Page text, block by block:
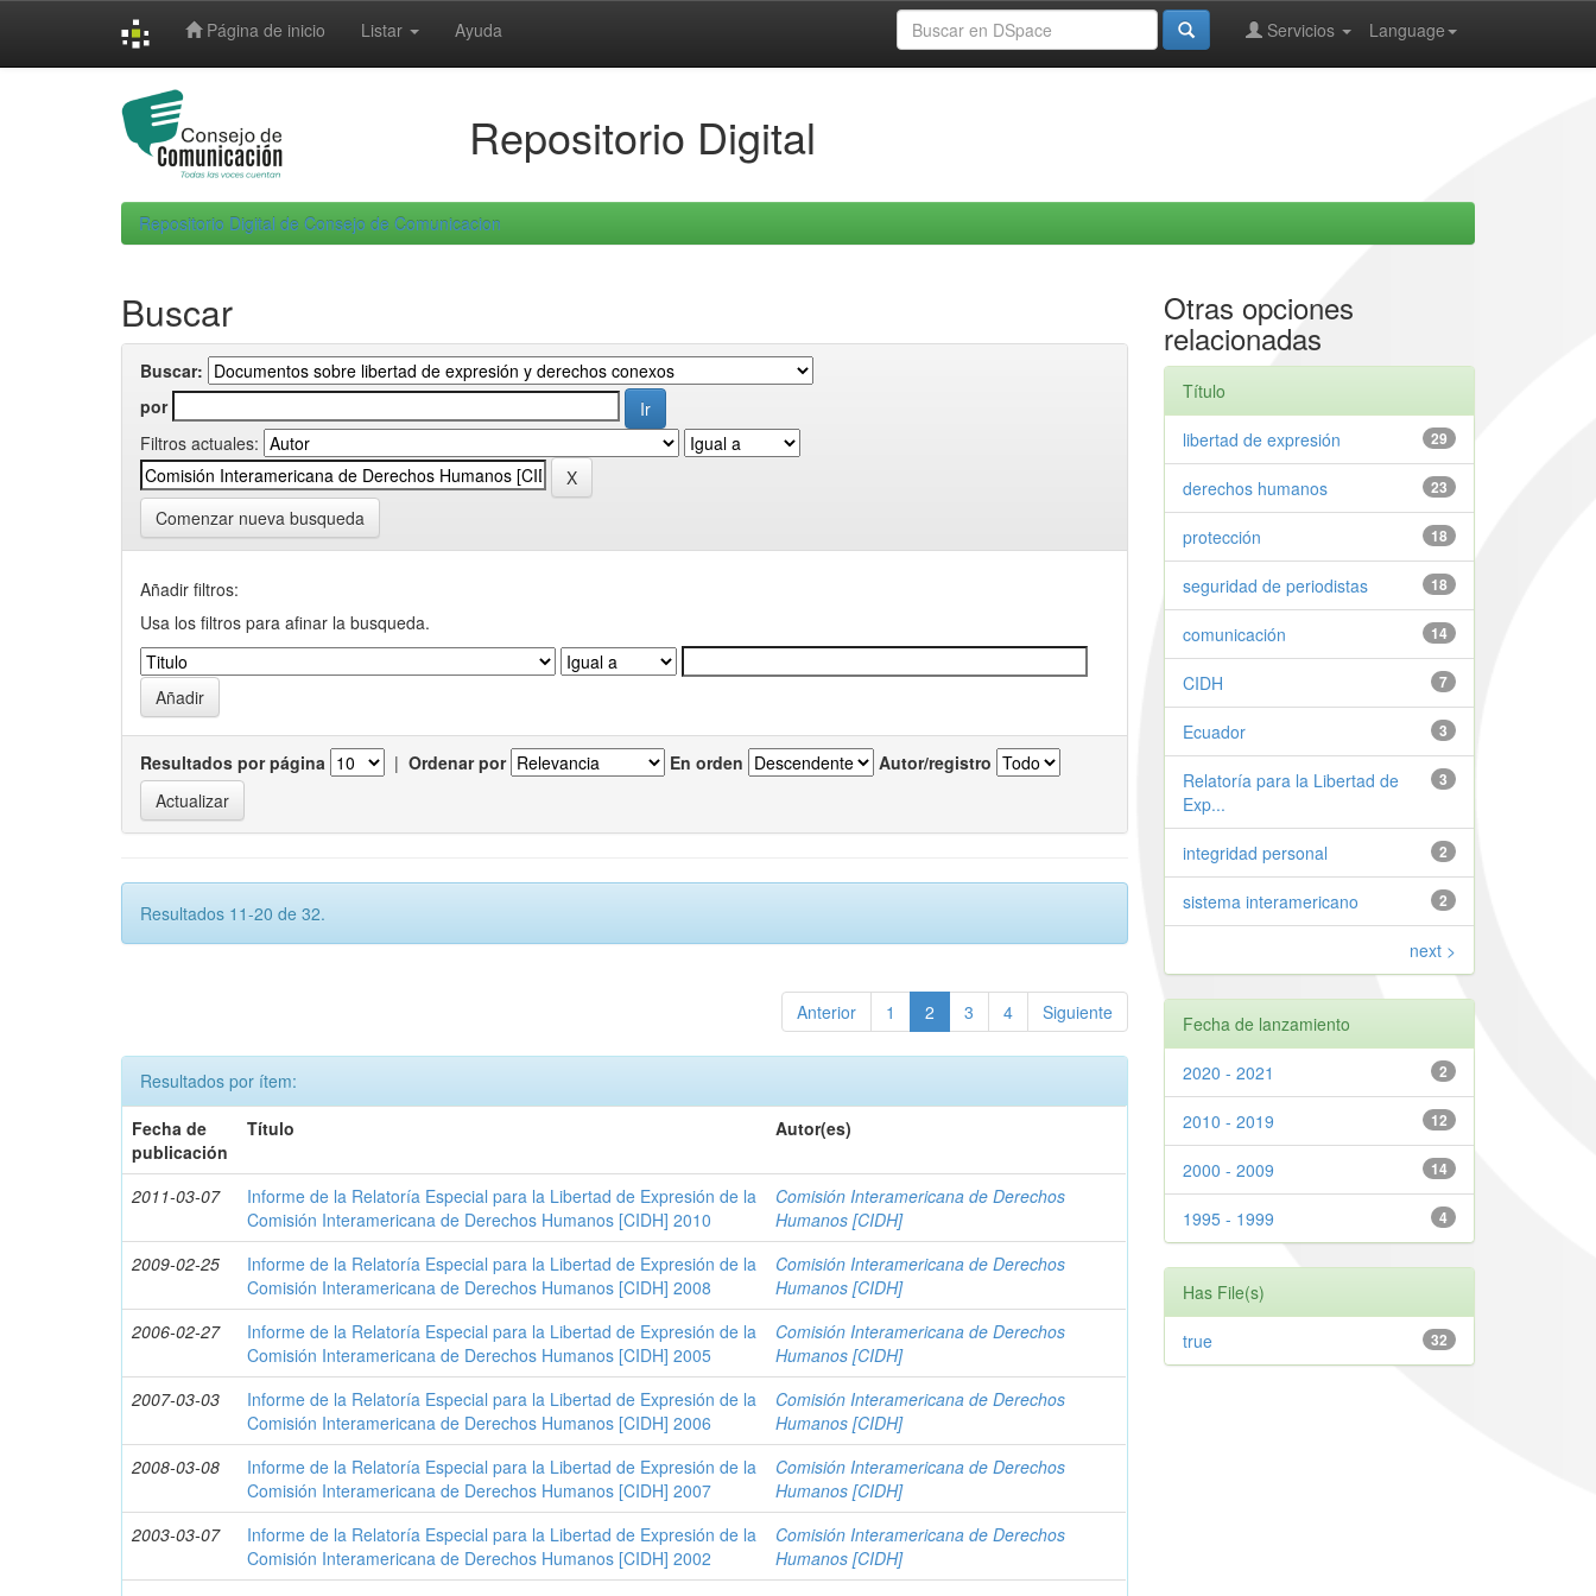
Página de inicio Listar Ayuda Language
Servicios
Repositorio Digital
Repositorio Digital de Consejo de Comunicacion
Buscar
Buscar:
por
Filtros actuales:
Comenzar nueva busqueda
Añadir filtros:
Usa los filtros para afinar la busqueda.
Resultados por página | Ordenar por En orden Autor/registro
Resultados 11-20 de 32.
Anterior 1 2 3 4 Siguiente
Resultados por ítem:
Fecha de
publicación
Título Autor(es)
2011-03-07
Informe de la Relatoría Especial para la Libertad de Expresión de la
Comisión Interamericana de Derechos Humanos [CIDH] 2010
Comisión Interamericana de Derechos
Humanos [CIDH]
2009-02-25
Informe de la Relatoría Especial para la Libertad de Expresión de la
Comisión Interamericana de Derechos Humanos [CIDH] 2008
Comisión Interamericana de Derechos
Humanos [CIDH]
2006-02-27
Informe de la Relatoría Especial para la Libertad de Expresión de la
Comisión Interamericana de Derechos Humanos [CIDH] 2005
Comisión Interamericana de Derechos
Humanos [CIDH]
2007-03-03
Informe de la Relatoría Especial para la Libertad de Expresión de la
Comisión Interamericana de Derechos Humanos [CIDH] 2006
Comisión Interamericana de Derechos
Humanos [CIDH]
2008-03-08
Informe de la Relatoría Especial para la Libertad de Expresión de la
Comisión Interamericana de Derechos Humanos [CIDH] 2007
Comisión Interamericana de Derechos
Humanos [CIDH]
2003-03-07
Informe de la Relatoría Especial para la Libertad de Expresión de la
Comisión Interamericana de Derechos Humanos [CIDH] 2002
Comisión Interamericana de Derechos
Humanos [CIDH]
Otras opciones
relacionadas
Título
29
libertad de expresión
23
derechos humanos
18
protección
18
seguridad de periodistas
14
comunicación
7
CIDH
3
Ecuador
3
Relatoría para la Libertad de
Exp...
2
integridad personal
2
sistema interamericano
next >
Fecha de lanzamiento
2
2020 - 2021
12
2010 - 2019
14
2000 - 2009
4
1995 - 1999
Has File(s)
32
true